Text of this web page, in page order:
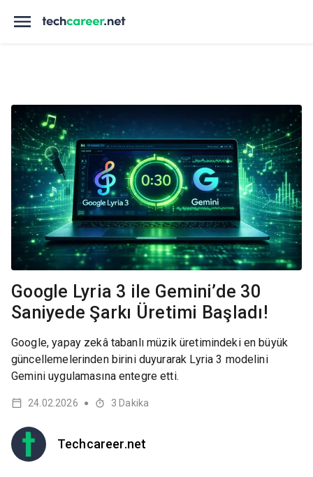
Google Lyria 3 ile Gemini’de 30
Saniyede Şarkı Üretimi Başladı!
Google, yapay zekâ tabanlı müzik üretimindeki en büyük
güncellemelerinden birini duyurarak Lyria 3 modelini
Gemini uygulamasına entegre etti.
Techcareer.net
24.02.2026 ● 3 Dakika